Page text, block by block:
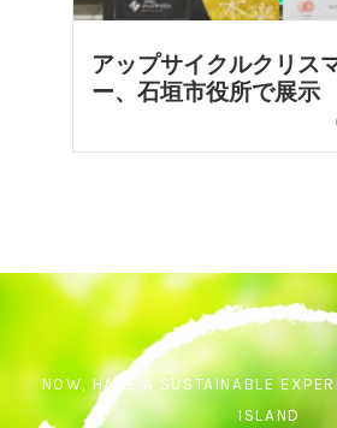
アップサイクルクリス
ー、石垣市役所で展示
NOW, HAVE A SUSTAINABLE
ISLAND